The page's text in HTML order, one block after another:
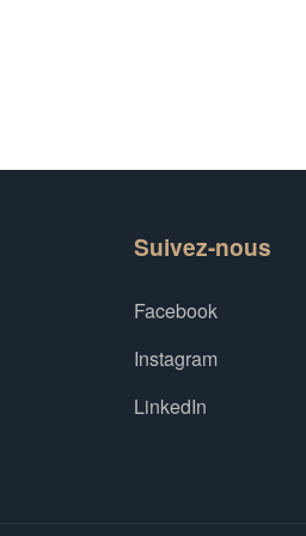
Suivez-nous
Facebook
Instagram
LinkedIn